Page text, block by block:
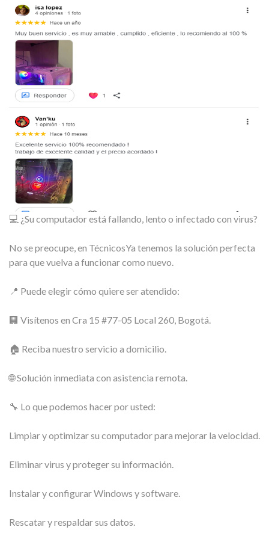
💻 ¿Su computador está fallando, lento o infectado con virus?
No se preocupe, en TécnicosYa tenemos la solución perfecta
para que vuelva a funcionar como nuevo.
📍 Puede elegir cómo quiere ser atendido:
🏢 Visítenos en Cra 15 #77-05 Local 260, Bogotá.
🏠 Reciba nuestro servicio a domicilio.
🌐 Solución inmediata con asistencia remota.
🔧 Lo que podemos hacer por usted:
Limpiar y optimizar su computador para mejorar la velocidad.
Eliminar virus y proteger su información.
Instalar y configurar Windows y software.
Rescatar y respaldar sus datos.